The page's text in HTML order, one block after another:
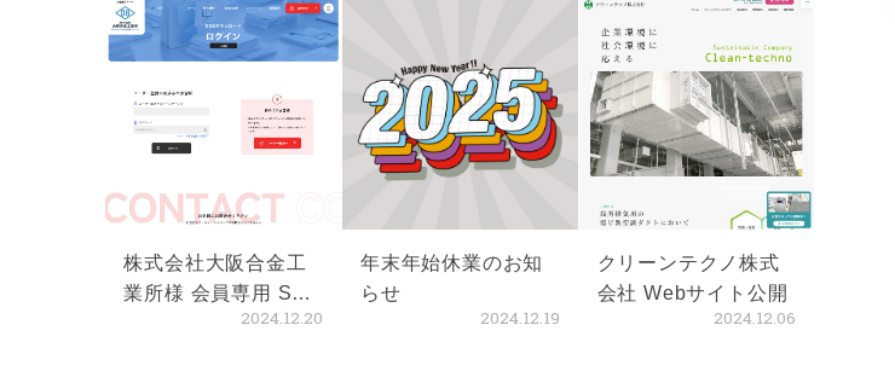
株式会社大阪合金工
業所様 会員専用 SDS
資料ダウンロードペ
2024.12.20
年末年始休業のお知
らせ
2024.12.19
クリーンテクノ株式
会社 Webサイト公開
2024.12.06